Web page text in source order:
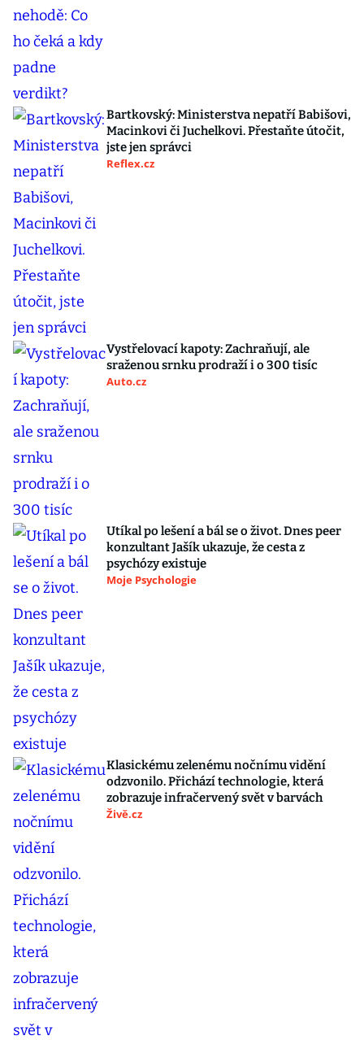
Bartkovský: Ministerstva nepatří Babišovi,
Macinkovi či Juchelkovi. Přestaňte útočit,
jste jen správci
Reflex.cz
Vystřelovací kapoty: Zachraňují, ale
sraženou srnku prodraží i o 300 tisíc
Auto.cz
Utíkal po lešení a bál se o život. Dnes peer
konzultant Jašík ukazuje, že cesta z
psychózy existuje
Moje Psychologie
Klasickému zelenému nočnímu vidění
odzvonilo. Přichází technologie, která
zobrazuje infračervený svět v barvách
Živě.cz